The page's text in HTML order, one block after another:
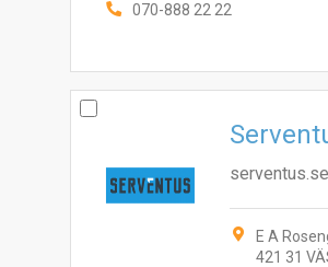
070-888 22 22
serventus.se
E A
421 31